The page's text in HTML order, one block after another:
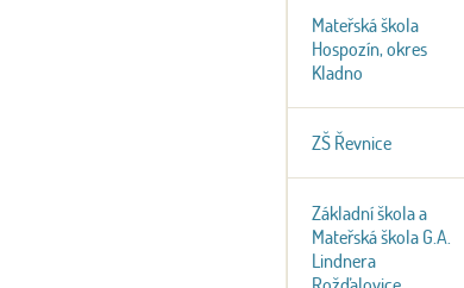
Mateřská škola
Hospozín, okres
Kladno
ZŠ Řevnice
Základní škola a
Mateřská škola G.A.
Lindnera